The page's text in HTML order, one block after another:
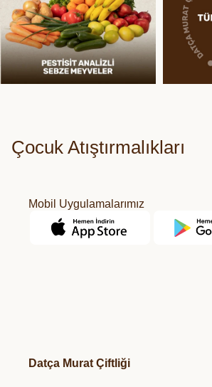
Çocuk Atıştırmalıkları
Mobil Uygulamalarımız
Datça Murat Çiftliği